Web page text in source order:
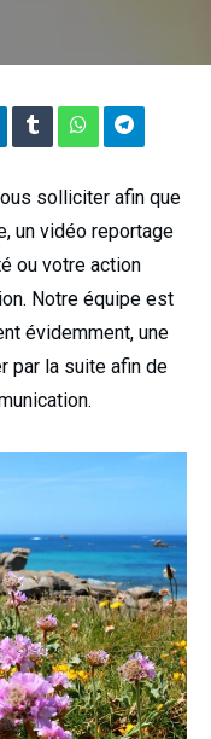
solliciter afin que
un vidéo reportage
ou votre action
Notre équipe est
évidemment, une
par la suite afin de